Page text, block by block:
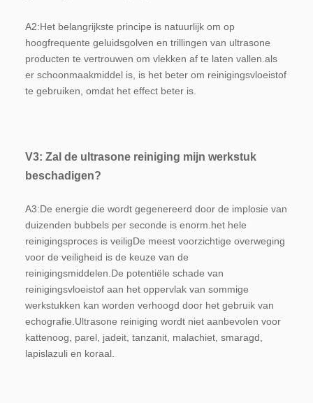
A2:Het belangrijkste principe is natuurlijk om op
hoogfrequente geluidsgolven en trillingen van ultrasone
producten te vertrouwen om vlekken af te laten vallen.als
er schoonmaakmiddel is, is het beter om reinigingsvloeistof
te gebruiken, omdat het effect beter is.
V3: Zal de ultrasone reiniging mijn werkstuk
beschadigen?
A3:De energie die wordt gegenereerd door de implosie van
duizenden bubbels per seconde is enorm.het hele
reinigingsproces is veiligDe meest voorzichtige overweging
voor de veiligheid is de keuze van de
reinigingsmiddelen.De potentiële schade van
reinigingsvloeistof aan het oppervlak van sommige
werkstukken kan worden verhoogd door het gebruik van
echografie.Ultrasone reiniging wordt niet aanbevolen voor
kattenoog, parel, jadeit, tanzanit, malachiet, smaragd,
lapislazuli en koraal.